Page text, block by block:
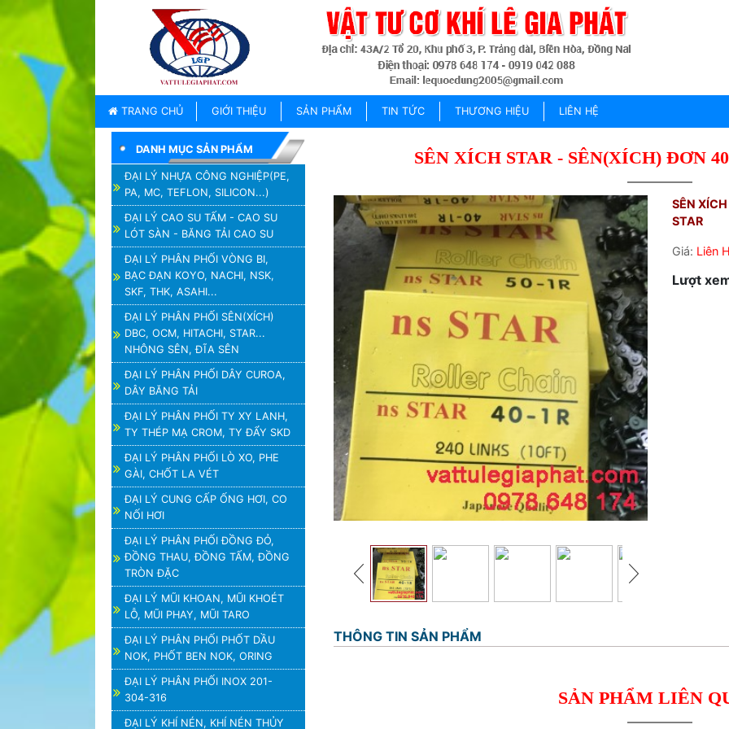
TRANG CHỦ GIỚI THIỆU SẢN PHẨM TIN TỨC THƯƠNG HIỆU LIÊN HỆ
TRANG
CHỦ
SẢN
PHẨM
THƯƠNG
TIN
TỨC
DANH MỤC SẢN PHẨM
ĐẠI LÝ NHỰA CÔNG NGHIỆP(PE,
PA, MC, TEFLON, SILICON...)
ĐẠI LÝ CAO SU TẤM - CAO SU
LÓT SÀN - BĂNG TẢI CAO SU
ĐẠI LÝ PHÂN PHỐI VÒNG BI,
BẠC ĐẠN KOYO, NACHI, NSK,
SKF, THK, ASAHI...
ĐẠI LÝ PHÂN PHỐI SÊN(XÍCH)
DBC, OCM, HITACHI, STAR...
NHÔNG SÊN, ĐĨA SÊN
ĐẠI LÝ PHÂN PHỐI DÂY CUROA,
DÂY BĂNG TẢI
ĐẠI LÝ PHÂN PHỐI TY XY LANH,
TY THÉP MẠ CROM, TY ĐẨY SKD
ĐẠI LÝ PHÂN PHỐI LÒ XO, PHE
GÀI, CHỐT LA VÉT
ĐẠI LÝ CUNG CẤP ỐNG HƠI, CO
NỐI HƠI
ĐẠI LÝ PHÂN PHỐI ĐỒNG ĐỎ,
ĐỒNG THAU, ĐỒNG TẤM, ĐỒNG
TRÒN ĐẶC
ĐẠI LÝ MŨI KHOAN, MŨI KHOÉT
LỖ, MŨI PHAY, MŨI TARO
ĐẠI LÝ PHÂN PHỐI PHỐT DẦU
NOK, PHỐT BEN NOK, ORING
ĐẠI LÝ PHÂN PHỐI INOX 201-
304-316
ĐẠI LÝ KHÍ NÉN, KHÍ NÉN THỦY
SÊN XÍCH STAR - SÊN(XÍCH) ĐƠN
SÊN
STAR
Giá: Liên
Lượt
THÔNG TIN SẢN PHẨM
SẢN PHẨM LIÊN